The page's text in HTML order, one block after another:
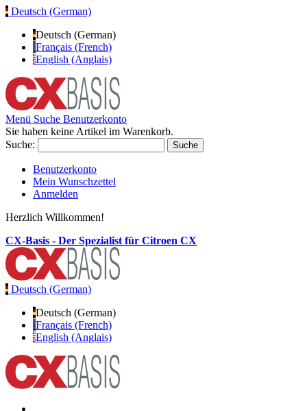
Deutsch (German)
Deutsch (German)
Français (French)
English (Anglais)
Menü Suche Benutzerkonto
Sie haben keine Artikel im Warenkorb.
Suche:
Suche
Benutzerkonto
Mein Wunschzettel
Anmelden
Herzlich Willkommen!
CX-Basis - Der Spezialist für Citroen CX
Deutsch (German)
Deutsch (German)
Français (French)
English (Anglais)